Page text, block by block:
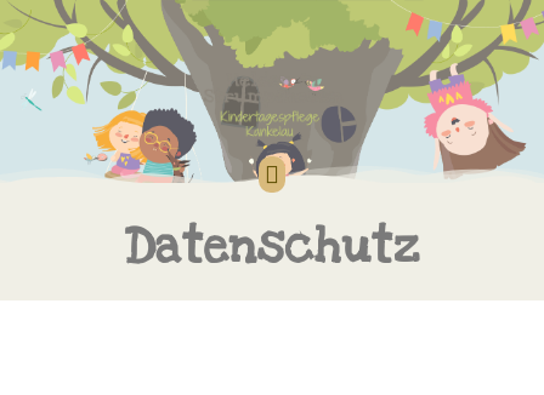
Datenschutz